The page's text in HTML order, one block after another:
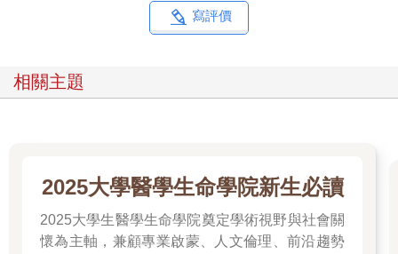
寫評價
相關主題
2025大學醫學生命學院新生必讀
2025大學生醫學生命學院奠定學術視野與社會關
懷為主軸，兼顧專業啟蒙、人文倫理、前沿趨勢